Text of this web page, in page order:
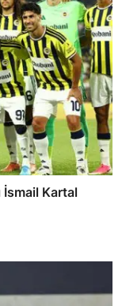
İsmail Kartal